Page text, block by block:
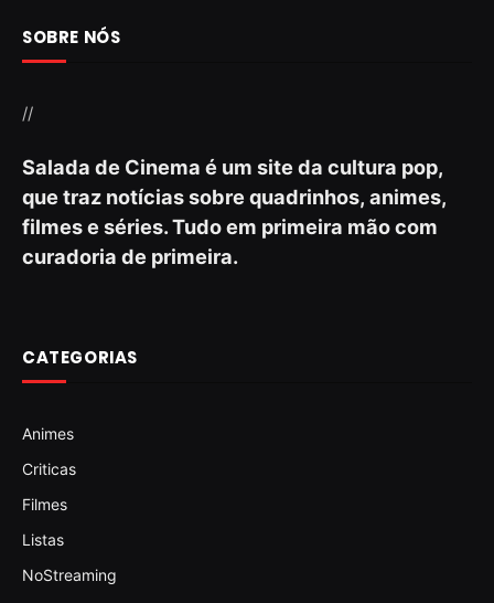
SOBRE NÓS
//
Salada de Cinema é um site da cultura pop,
que traz notícias sobre quadrinhos, animes,
filmes e séries. Tudo em primeira mão com
curadoria de primeira.
CATEGORIAS
Animes
Criticas
Filmes
Listas
NoStreaming